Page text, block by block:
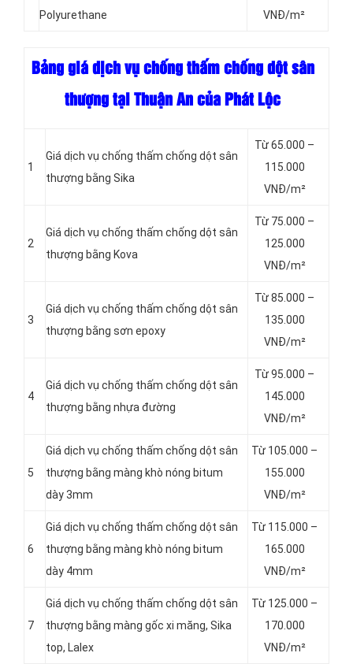
Polyurethane
VNĐ/m²
Bảng giá dịch vụ chống thấm chống dột sân
thượng tại Thuận An của Phát Lộc
1
Giá dịch vụ chống thấm chống dột sân
thượng bằng Sika
Từ 65.000 –
115.000
VNĐ/m²
2
Giá dịch vụ chống thấm chống dột sân
thượng bằng Kova
Từ 75.000 –
125.000
VNĐ/m²
3
Giá dịch vụ chống thấm chống dột sân
thượng bằng sơn epoxy
Từ 85.000 –
135.000
VNĐ/m²
4
Giá dịch vụ chống thấm chống dột sân
thượng bằng nhựa đường
Từ 95.000 –
145.000
VNĐ/m²
5
Giá dịch vụ chống thấm chống dột sân
thượng bằng màng khò nóng bitum
dày 3mm
Từ 105.000 –
155.000
VNĐ/m²
6
Giá dịch vụ chống thấm chống dột sân
thượng bằng màng khò nóng bitum
dày 4mm
Từ 115.000 –
165.000
VNĐ/m²
7
Giá dịch vụ chống thấm chống dột sân
thượng bằng màng gốc xi măng, Sika
top, Lalex
Từ 125.000 –
170.000
VNĐ/m²